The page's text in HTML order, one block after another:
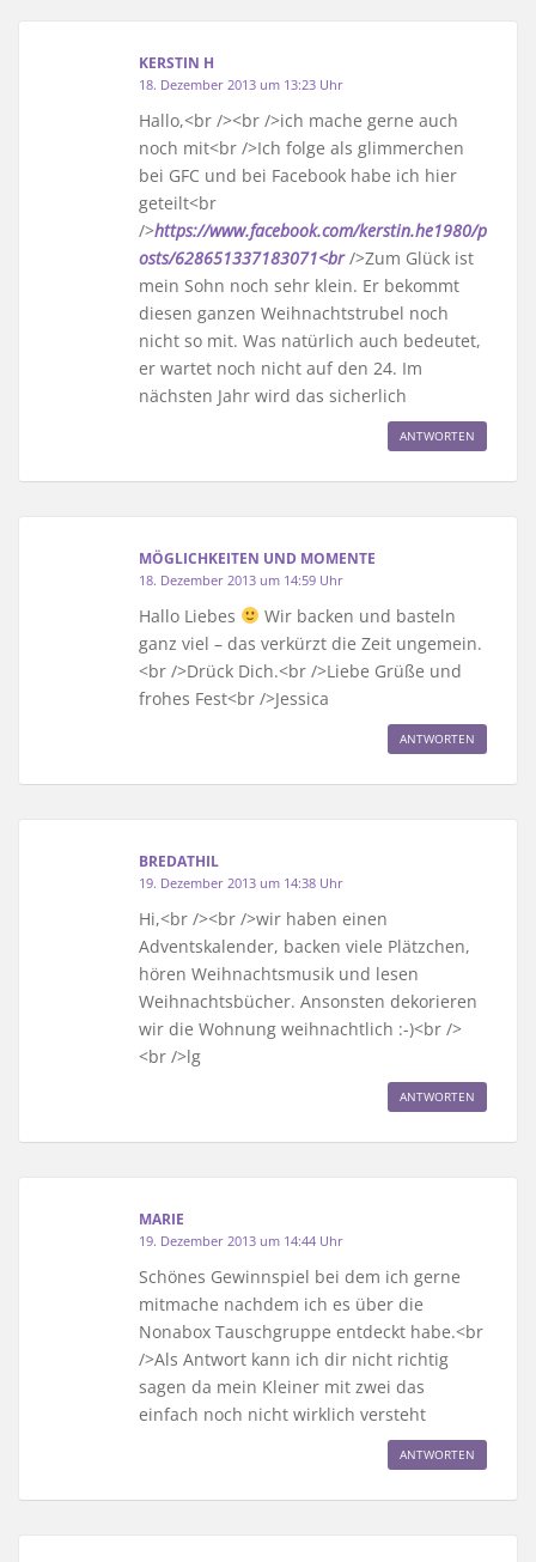
KERSTIN H
18. Dezember 2013 um 13:23 Uhr
Hallo,<br /><br />ich mache gerne auch
noch mit<br />Ich folge als glimmerchen
bei GFC und bei Facebook habe ich hier
geteilt<br
/>https://www.facebook.com/kerstin.he1980/p
osts/628651337183071<br/>Zum Glück ist
mein Sohn noch sehr klein. Er bekommt
diesen ganzen Weihnachtstrubel noch
nicht so mit. Was natürlich auch bedeutet,
er wartet noch nicht auf den 24. Im
nächsten Jahr wird das sicherlich
ANTWORTEN
MÖGLICHKEITEN UND MOMENTE
18. Dezember 2013 um 14:59 Uhr
Hallo Liebes
Wir backen und basteln
ganz viel – das verkürzt die Zeit ungemein.
<br />Drück Dich.<br />Liebe Grüße und
frohes Fest<br />Jessica
ANTWORTEN
BREDATHIL
19. Dezember 2013 um 14:38 Uhr
Hi,<br /><br />wir haben einen
Adventskalender, backen viele Plätzchen,
hören Weihnachtsmusik und lesen
Weihnachtsbücher. Ansonsten dekorieren
wir die Wohnung weihnachtlich :-)<br />
<br />lg
ANTWORTEN
MARIE
19. Dezember 2013 um 14:44 Uhr
Schönes Gewinnspiel bei dem ich gerne
mitmache nachdem ich es über die
Nonabox Tauschgruppe entdeckt habe.<br
/>Als Antwort kann ich dir nicht richtig
sagen da mein Kleiner mit zwei das
einfach noch nicht wirklich versteht
ANTWORTEN